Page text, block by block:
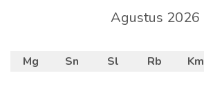
Agustus 2026
Mg Sn Sl Rb Km